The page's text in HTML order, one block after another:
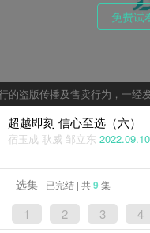
免费试
传播及售卖行为，一经发
超越即刻 信心至选（六）
宿玉成 耿威 邹立东 2022.09.10
选集 已完结 | 共9集
1 2 3 4